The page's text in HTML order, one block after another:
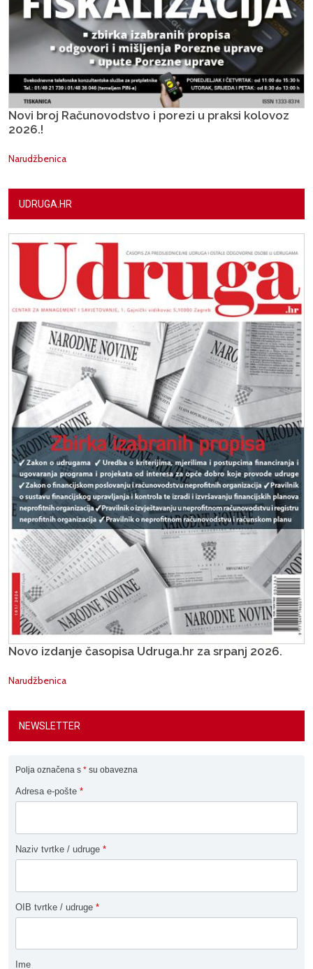
Novi broj Računovodstvo i porezi u praksi kolovoz
2026.!
Narudžbenica
UDRUGA.HR
Novo izdanje časopisa Udruga.hr za srpanj 2026.
Narudžbenica
NEWSLETTER
Polja označena s * su obavezna
Adresa e-pošte *
Naziv tvrtke / udruge *
OIB tvrtke / udruge *
Ime